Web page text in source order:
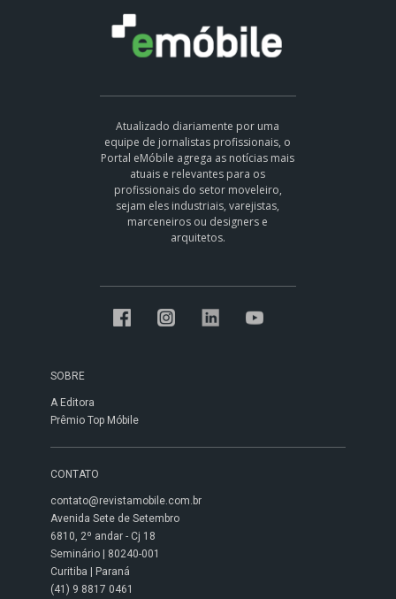
Atualizado diariamente por uma
equipe de jornalistas profissionais, o
Portal eMóbile agrega as notícias mais
atuais e relevantes para os
profissionais do setor moveleiro,
sejam eles industriais, varejistas,
marceneiros ou designers e
arquitetos.
SOBRE
A Editora
Prêmio Top Móbile
CONTATO
contato@revistamobile.com.br
Avenida Sete de Setembro
6810, 2º andar - Cj 18
Seminário | 80240-001
Curitiba | Paraná
(41) 9 8817 0461